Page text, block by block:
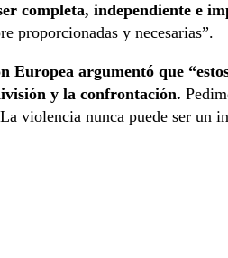
completa, independiente e
proporcionadas y necesarias”.
Europea argumentó que
y la confrontación.
violencia nunca puede ser un